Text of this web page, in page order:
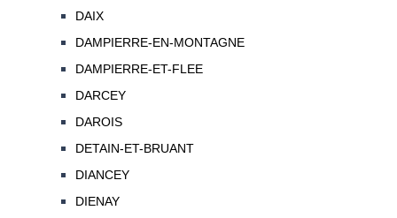
DAIX
DAMPIERRE-EN-MONTAGNE
DAMPIERRE-ET-FLEE
DARCEY
DAROIS
DETAIN-ET-BRUANT
DIANCEY
DIENAY